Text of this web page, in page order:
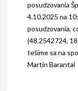
posudzovania
4.10.2025 na
posudzovania,
(48.2542724,
tešíme sa na
Martin Barantal